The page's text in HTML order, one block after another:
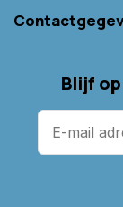
Blijf